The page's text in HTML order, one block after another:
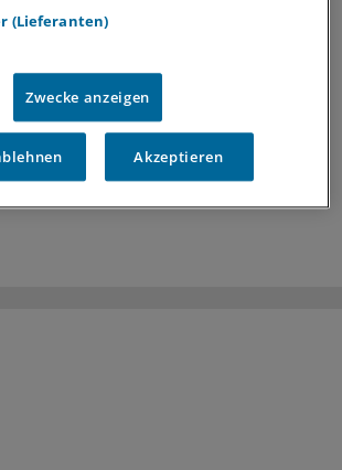
Handlungsmöglichkeiten auf
der Charité Berlin beleuchtet
die rechtliche Verantwortung von
und zeigt auf, welche
es gibt.
(Lieferanten)
Zwecke anzeigen
Akzeptieren